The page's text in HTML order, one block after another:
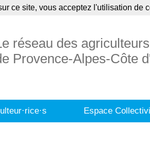
Annuaire Annonces
réseau des
Provence-Alpes-Côte
Espace
ce site, vous acceptez l'utilisation